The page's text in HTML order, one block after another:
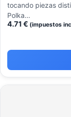
tocando piezas
Polka…
4.71 € (impuestos